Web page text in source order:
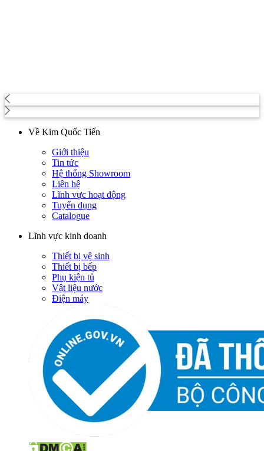
Về Kim Quốc Tiến
Giới thiệu
Tin tức
Hệ thống Showroom
Liên hệ
Lĩnh vực hoạt động
Tuyển dụng
Catalogue
Lĩnh vực kinh doanh
Thiết bị vệ sinh
Thiết bị bếp
Phụ kiện tủ
Vật liệu nước
Điện máy